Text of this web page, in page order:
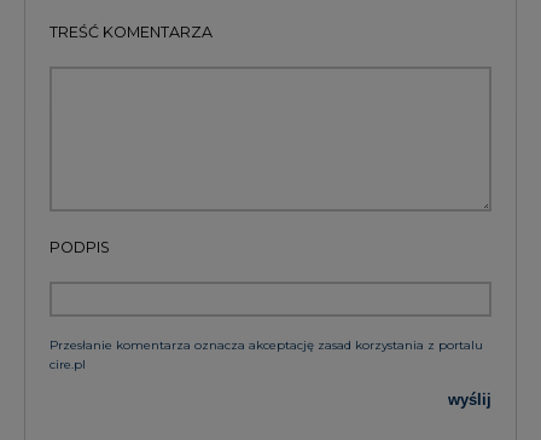
TREŚĆ KOMENTARZA
PODPIS
Przesłanie komentarza oznacza akceptację zasad korzystania z portalu
cire.pl
wyślij